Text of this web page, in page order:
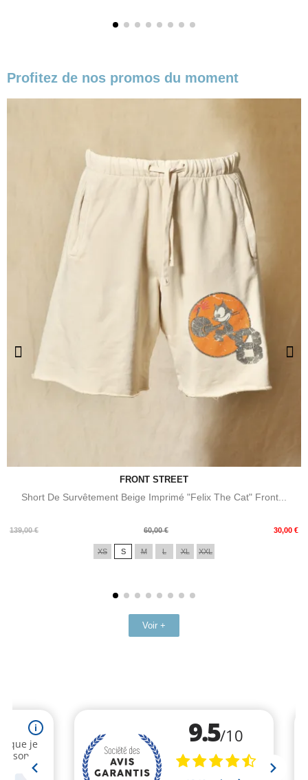
Profitez de nos promos du moment
FRONT STREET
Short De Survêtement Beige Imprimé "Felix The Cat" Front...
139,00 €
Prix
60,00 € 30,00 €
Prix
XS S M L XL XXL
Voir +